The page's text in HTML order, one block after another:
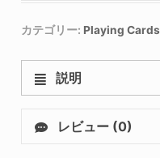
カテゴリー: Playing Cards
説明
レビュー (0)